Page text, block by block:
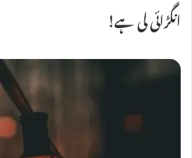
انگڑائی لی ہے!